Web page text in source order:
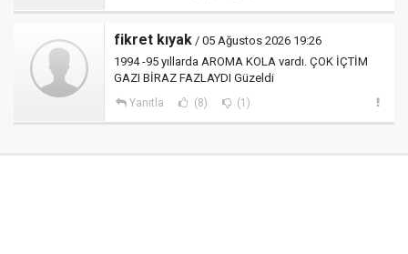
fikret kıyak / 05 Ağustos 2026 19:26
1994 -95 yıllarda AROMA KOLA vardı. ÇOK İÇTİM
GAZI BİRAZ FAZLAYDI Güzeldi
Yanıtla (8) (1)